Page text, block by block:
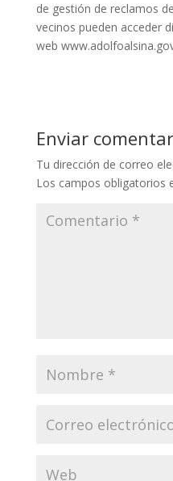
de gestión de reclamos
vecinos pueden acceder
web
Enviar
Tu dirección de correo
Los campos obligatorios